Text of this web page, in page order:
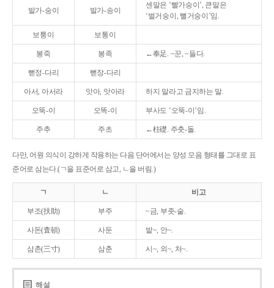
발가-숭이 발가-송이
센말은 ‘빨가숭이’, 큰말은
‘벌거숭이, 뻘거숭이’임.
보퉁이 보통이
봉죽 봉족 ←奉足. ~꾼, ~들다.
뻗정-다리 뻗장-다리
아서, 아서라 앗아, 앗아라 하지 말라고 금지하는 말.
오뚝-이 오똑-이 부사도 ‘오뚝-이’임.
주추 주초 ←柱礎. 주춧-돌.
다만, 어원 의식이 강하게 작용하는 다음 단어에서는 양성 모음 형태를 그대로 표
준어로 삼는다.(ㄱ을 표준어로 삼고, ㄴ을 버림.)
ㄱ ㄴ 비고
부조(扶助) 부주 ~금, 부좃-술.
사돈(査頓) 사둔 밭~, 안~.
삼촌(三寸) 삼춘 시~, 외~, 처~.
해설